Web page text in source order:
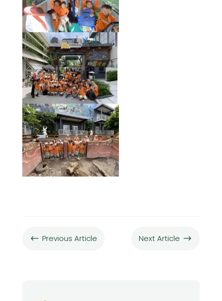
# Previous Article Next Article $